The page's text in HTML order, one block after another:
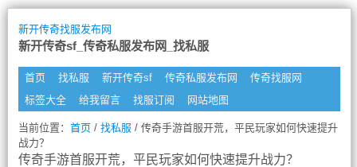
新开传奇找服发布网
新开传奇sf_传奇私服发布网_找私服
首页 找私服 新开传奇sf 传奇私服发布网
传奇找服网
标签大全
给我留言 找服订阅 网站地图
当前位置： 首页/ 找私服 / 传奇手游首服开荒，平民玩家如何快速提升
战力？
传奇手游首服开荒，平民玩家如何快速提升战力？